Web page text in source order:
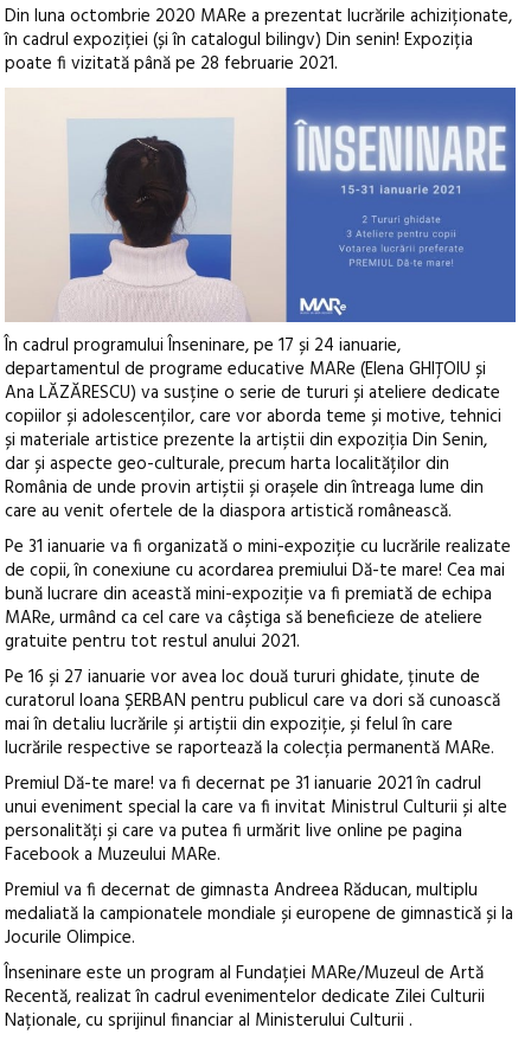
Din luna octombrie 2020 MARe a prezentat lucrările achiziționate,
în cadrul expoziției (și în catalogul bilingv) Din senin! Expoziția
poate fi vizitată până pe 28 februarie 2021.
În cadrul programului Înseninare, pe 17 și 24 ianuarie,
departamentul de programe educative MARe (Elena GHIȚOIU și
Ana LĂZĂRESCU) va susține o serie de tururi și ateliere dedicate
copiilor și adolescenților, care vor aborda teme și motive, tehnici
și materiale artistice prezente la artiștii din expoziția Din Senin,
dar și aspecte geo-culturale, precum harta localităților din
România de unde provin artiștii și orașele din întreaga lume din
care au venit ofertele de la diaspora artistică românească.
Pe 31 ianuarie va fi organizată o mini-expoziție cu lucrările realizate
de copii, în conexiune cu acordarea premiului Dă-te mare! Cea mai
bună lucrare din această mini-expoziție va fi premiată de echipa
MARe, urmând ca cel care va câștiga să beneficieze de ateliere
gratuite pentru tot restul anului 2021.
Pe 16 și 27 ianuarie vor avea loc două tururi ghidate, ținute de
curatorul Ioana ȘERBAN pentru publicul care va dori să cunoască
mai în detaliu lucrările și artiștii din expoziție, și felul în care
lucrările respective se raportează la colecția permanentă MARe.
Premiul Dă-te mare! va fi decernat pe 31 ianuarie 2021 în cadrul
unui eveniment special la care va fi invitat Ministrul Culturii și alte
personalități și care va putea fi urmărit live online pe pagina
Facebook a Muzeului MARe.
Premiul va fi decernat de gimnasta Andreea Răducan, multiplu
medaliată la campionatele mondiale și europene de gimnastică și la
Jocurile Olimpice.
Înseninare este un program al Fundației MARe/Muzeul de Artă
Recentă, realizat în cadrul evenimentelor dedicate Zilei Culturii
Naționale, cu sprijinul financiar al Ministerului Culturii .